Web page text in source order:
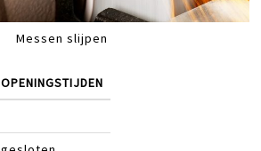
Messen slijpen
OPENINGSTIJDEN